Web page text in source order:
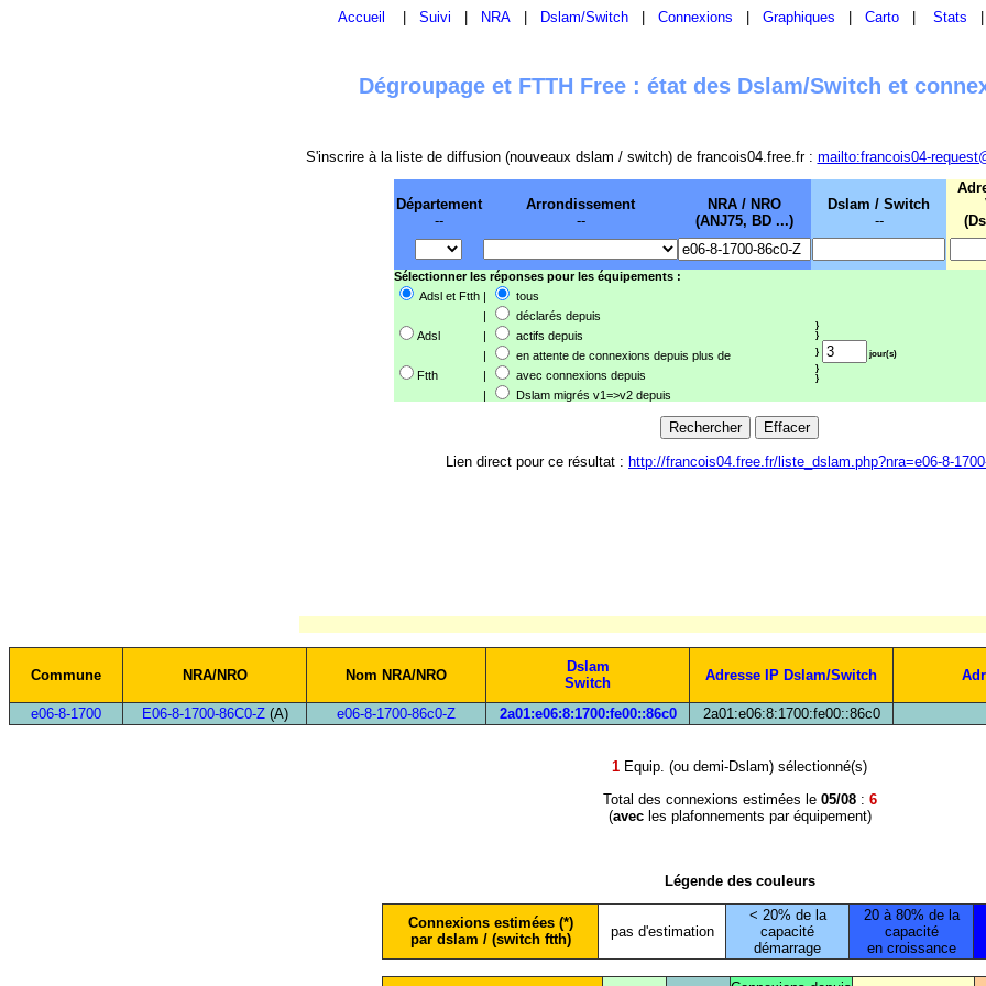
Accueil Suivi NRA Dslam/Switch Connexions Graphiques Carto Stats
Dégroupage et FTTH Free : état des Dslam/Switch et
S'inscrire à la liste de diffusion (nouveaux dslam / switch) de francois04.free.fr : mailto:francois04-
Département
--
Arrondissement
--
NRA / NRO
(ANJ75, BD ...)
Dslam / Switch
--
Sélectionner les réponses pour les équipements :
Adsl et Ftth |
tous
|
déclarés depuis
}
}
}
jour(s)
}
}
Adsl |
actifs depuis
|
en attente de connexions depuis plus de
Ftth
|
avec connexions depuis
|
Dslam migrés v1=>v2 depuis
Lien direct pour ce résultat : http://francois04.free.fr/liste_dslam.php?nra=e06-8-
Commune NRA/NRO Nom NRA/NRO
Dslam
Switch
Adresse IP Dslam/Switch
e06-8-1700
E06-8-1700-86C0-Z(A) e06-8-1700-86c0-Z 2a01:e06:8:1700:fe00::86c0 2a01:e06:8:1700:fe00::86c0
1 Equip. (ou demi-Dslam) sélectionné(s)
Total des connexions estimées le 05/08: 6
(avecles plafonnements par équipement)
Légende des couleurs
Connexions estimées (*)
par dslam / (switch ftth)
pas d'estimation
< 20% de la
capacité
démarrage
20 à 80% de la
capacité
en croissance